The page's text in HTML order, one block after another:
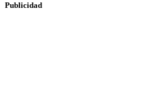
Publicidad